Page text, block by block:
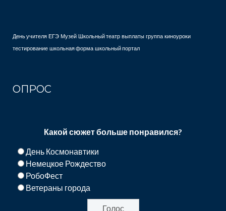
День учителя ЕГЭ Музей Школьный театр выплаты группа киноуроки
тестирование школьная форма школьный портал
ОПРОС
Какой сюжет больше понравился?
День Космонавтики
Немецкое Рождество
РобоФест
Ветераны города